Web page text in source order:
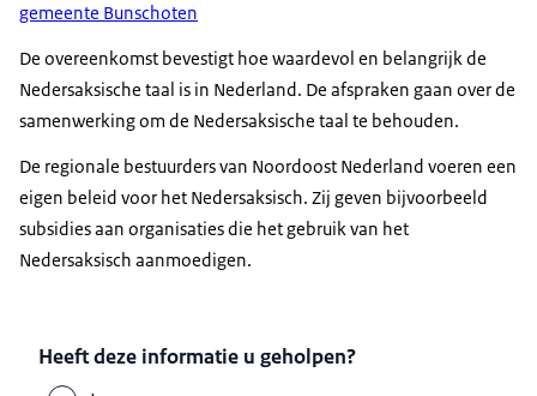
gemeente Bunschoten
De overeenkomst bevestigt hoe waardevol en belangrijk de
Nedersaksische taal is in Nederland. De afspraken gaan over de
samenwerking om de Nedersaksische taal te behouden.
De regionale bestuurders van Noordoost Nederland voeren een
eigen beleid voor het Nedersaksisch. Zij geven bijvoorbeeld
subsidies aan organisaties die het gebruik van het
Nedersaksisch aanmoedigen.
Heeft deze informatie u geholpen?